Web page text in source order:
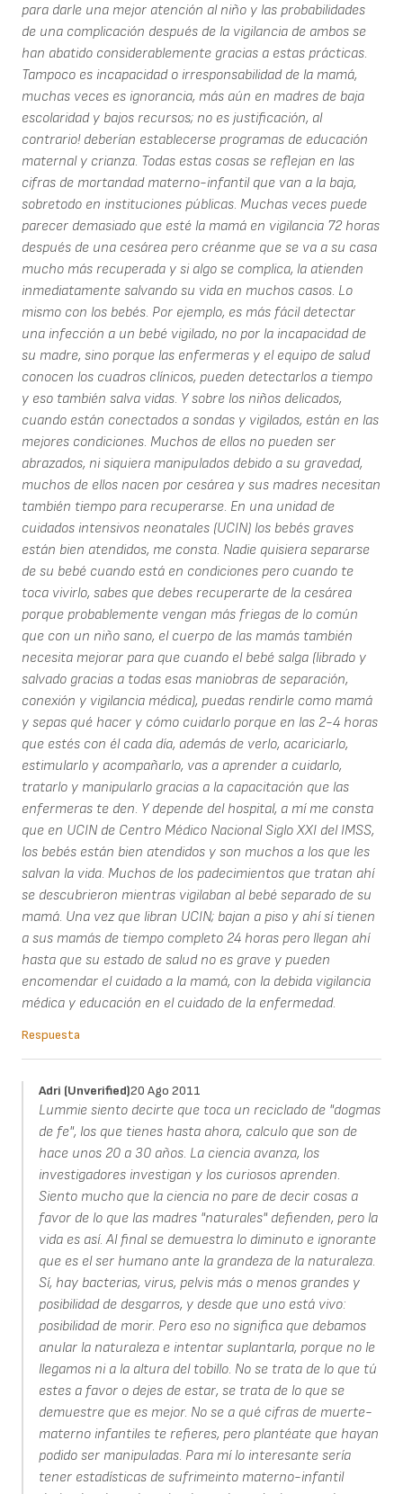
para darle una mejor atención al niño y las probabilidades
de una complicación después de la vigilancia de ambos se
han abatido considerablemente gracias a estas prácticas.
Tampoco es incapacidad o irresponsabilidad de la mamá,
muchas veces es ignorancia, más aún en madres de baja
escolaridad y bajos recursos; no es justificación, al
contrario! deberían establecerse programas de educación
maternal y crianza. Todas estas cosas se reflejan en las
cifras de mortandad materno-infantil que van a la baja,
sobretodo en instituciones públicas. Muchas veces puede
parecer demasiado que esté la mamá en vigilancia 72 horas
después de una cesárea pero créanme que se va a su casa
mucho más recuperada y si algo se complica, la atienden
inmediatamente salvando su vida en muchos casos. Lo
mismo con los bebés. Por ejemplo, es más fácil detectar
una infección a un bebé vigilado, no por la incapacidad de
su madre, sino porque las enfermeras y el equipo de salud
conocen los cuadros clínicos, pueden detectarlos a tiempo
y eso también salva vidas. Y sobre los niños delicados,
cuando están conectados a sondas y vigilados, están en las
mejores condiciones. Muchos de ellos no pueden ser
abrazados, ni siquiera manipulados debido a su gravedad,
muchos de ellos nacen por cesárea y sus madres necesitan
también tiempo para recuperarse. En una unidad de
cuidados intensivos neonatales (UCIN) los bebés graves
están bien atendidos, me consta. Nadie quisiera separarse
de su bebé cuando está en condiciones pero cuando te
toca vivirlo, sabes que debes recuperarte de la cesárea
porque probablemente vengan más friegas de lo común
que con un niño sano, el cuerpo de las mamás también
necesita mejorar para que cuando el bebé salga (librado y
salvado gracias a todas esas maniobras de separación,
conexión y vigilancia médica), puedas rendirle como mamá
y sepas qué hacer y cómo cuidarlo porque en las 2-4 horas
que estés con él cada día, además de verlo, acariciarlo,
estimularlo y acompañarlo, vas a aprender a cuidarlo,
tratarlo y manipularlo gracias a la capacitación que las
enfermeras te den. Y depende del hospital, a mí me consta
que en UCIN de Centro Médico Nacional Siglo XXI del IMSS,
los bebés están bien atendidos y son muchos a los que les
salvan la vida. Muchos de los padecimientos que tratan ahí
se descubrieron mientras vigilaban al bebé separado de su
mamá. Una vez que libran UCIN; bajan a piso y ahí sí tienen
a sus mamás de tiempo completo 24 horas pero llegan ahí
hasta que su estado de salud no es grave y pueden
encomendar el cuidado a la mamá, con la debida vigilancia
médica y educación en el cuidado de la enfermedad.
Respuesta
Adri (unverified)20 Ago 2011
Lummie siento decirte que toca un reciclado de "dogmas
de fe", los que tienes hasta ahora, calculo que son de
hace unos 20 a 30 años. La ciencia avanza, los
investigadores investigan y los curiosos aprenden.
Siento mucho que la ciencia no pare de decir cosas a
favor de lo que las madres "naturales" defienden, pero la
vida es así. Al final se demuestra lo diminuto e ignorante
que es el ser humano ante la grandeza de la naturaleza.
Sí, hay bacterias, virus, pelvis más o menos grandes y
posibilidad de desgarros, y desde que uno está vivo:
posibilidad de morir. Pero eso no significa que debamos
anular la naturaleza e intentar suplantarla, porque no le
llegamos ni a la altura del tobillo. No se trata de lo que tú
estes a favor o dejes de estar, se trata de lo que se
demuestre que es mejor. No se a qué cifras de muerte-
materno infantiles te refieres, pero plantéate que hayan
podido ser manipuladas. Para mí lo interesante sería
tener estadísticas de sufrimeinto materno-infantil